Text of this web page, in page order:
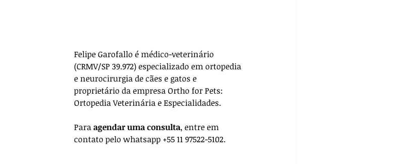
Felipe Garofallo é médico-veterinário
(CRMV/SP 39.972) especializado em ortopedia
e neurocirurgia de cães e gatos e
proprietário da empresa Ortho for Pets:
Ortopedia Veterinária e Especialidades.
Para agendar uma consulta, entre em
contato pelo whatsapp +55 11 97522-5102.